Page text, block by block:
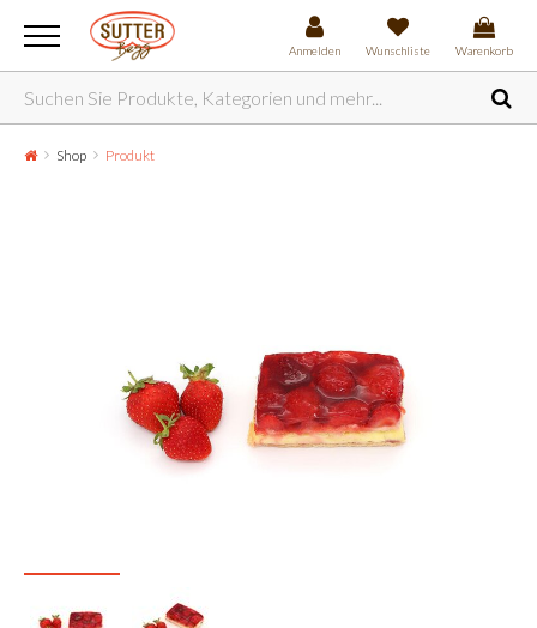
Anmelden Wunschliste Warenkorb
Shop Produkt